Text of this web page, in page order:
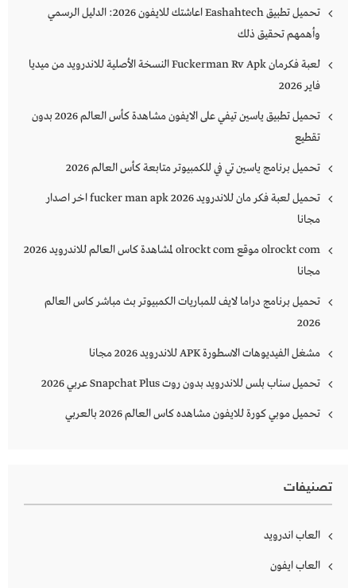
تحميل تطبيق Eashahtech اعاشتك للايفون 2026: الدليل الرسمي
وأهمهم تحقيق ذلك
لعبة فكرمان Fuckerman Rv Apk النسخة الأصلية للاندرويد من ميديا
فاير 2026
تحميل تطبيق ياسين تيفي على الايفون مشاهدة كأس العالم 2026 بدون
تقطيع
تحميل برنامج ياسين تي في للكمبيوتر متابعة كأس العالم 2026
تحميل لعبة فكر مان للاندرويد 2026 fucker man apk اخر اصدار
مجانا
olrockt com موقع olrockt com لمشاهدة كاس العالم للاندرويد 2026
مجانا
تحميل برنامج دراما لايف للمباريات الكمبيوتر بث مباشر كاس العالم
2026
مشغل الفيديوهات الاسطورة APK للاندرويد 2026 مجانا
تحميل سناب بلس للاندرويد بدون روت Snapchat Plus‏ عربي 2026
تحميل موبي كورة للايفون مشاهده كاس العالم 2026 بالعربي
تصنيفات
العاب اندرويد
العاب ايفون